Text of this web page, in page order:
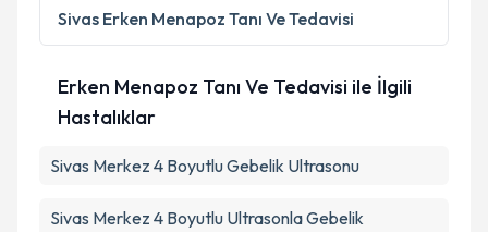
Sivas Erken Menapoz Tanı Ve Tedavisi
Erken Menapoz Tanı Ve Tedavisi ile İlgili
Hastalıklar
Sivas Merkez 4 Boyutlu Gebelik Ultrasonu
Sivas Merkez 4 Boyutlu Ultrasonla Gebelik